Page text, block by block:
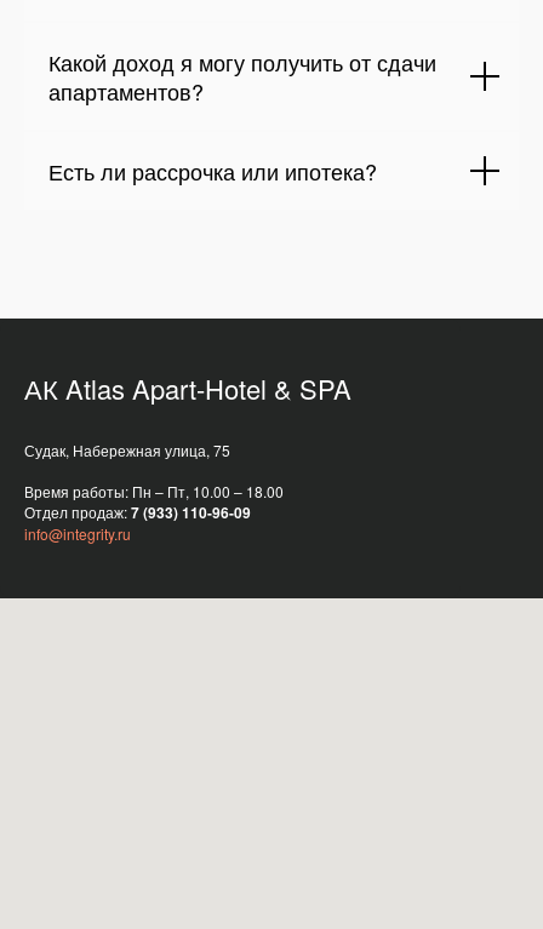
Какой доход я могу получить от сдачи
апартаментов?
Есть ли рассрочка или ипотека?
АК Atlas Apart-Hotel & SPA
Судак, Набережная улица, 75
Время работы: Пн – Пт, 10.00 – 18.00
Отдел продаж:7 (933) 110-96-09
info@integrity.ru